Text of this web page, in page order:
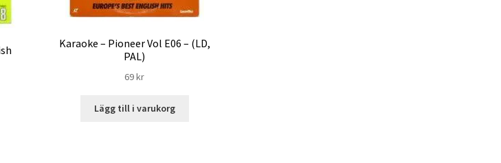
Karaoke – Pioneer Vol E06 – (LD,
PAL)
69kr
Lägg till i varukorg